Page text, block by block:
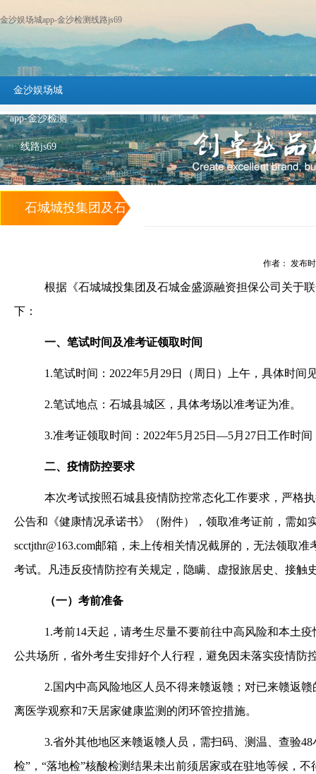
金沙娱场城app-金沙检测线路js69
金沙娱场城
app-金沙检测
线路js69
石城城投集团及石
及疫情防控等事项
公告 -金沙娱场城
作者： 发布
根据《石城城投集团及石城金盛源融资担保公司关于
下：
一、笔试时间及准考证领取时间
1.笔试时间：2022年5月29日（周日）上午，具体时间
2.笔试地点：石城县城区，具体考场以准考证为准。
3.准考证领取时间：2022年5月25日—5月27日工作时
二、疫情防控要求
本次考试按照石城县疫情防控常态化工作要求，严格
公告和《健康情况承诺书》（附件），领取准考证前，需如
scctjthr@163.com邮箱，未上传相关情况截屏的，无法领取
考试。凡违反疫情防控有关规定，隐瞒、虚报旅居史、接
（一）考前准备
1.考前14天起，请考生尽量不要前往中高风险和本土
公共场所，省外考生安排好个人行程，避免因未落实疫情防
2.国内中高风险地区人员不得来赣返赣；对已来赣返
离医学观察和7天居家健康监测的闭环管控措施。
3.省外其他地区来赣返赣人员，需扫码、测温、查验
检”，“落地检”核酸检测结果未出前须居家或在驻地等候，